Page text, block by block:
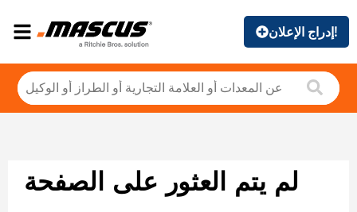
إدراج الإعلان!
لم يتم العثور على الصفحة